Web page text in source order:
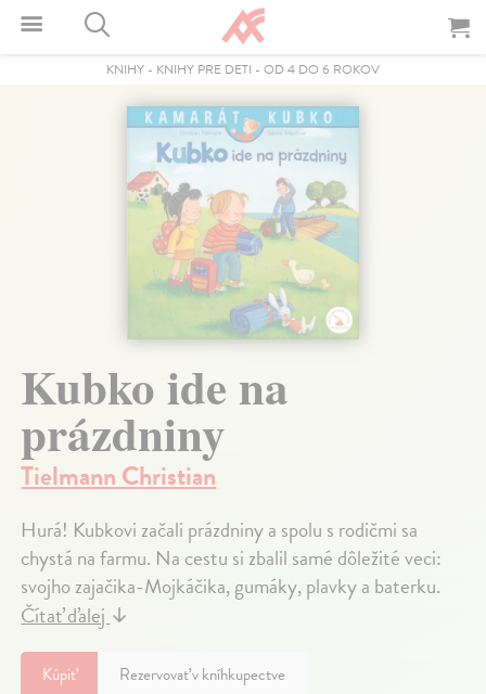
KNIHY - KNIHY PRE DETI - OD 4 DO 6 ROKOV
Kubko ide na
prázdniny
Tielmann Christian
Hurá! Kubkovi začali prázdniny a spolu s rodičmi sa
chystá na farmu. Na cestu si zbalil samé dôležité veci:
svojho zajačika-Mojkáčika, gumáky, plavky a baterku.
Čítať ďalej ↓
Kúpiť Rezervovať v kníhkupectve